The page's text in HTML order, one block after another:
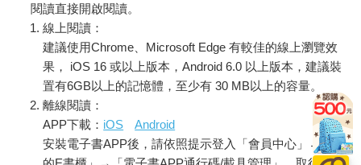
閱讀直接開啟閱讀。
線上閱讀：
建議使用Chrome、Microsoft Edge 有較佳的線上瀏覽效
果， iOS 16 或以上版本，Android 6.0 以上版本，建議裝
置有6GB以上的記憶體，至少有 30 MB以上的容量。
離線閱讀：
APP下載： iOS
Android
安裝電子書APP後，請依照提示登入「會員中心」→「我